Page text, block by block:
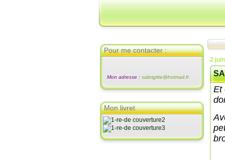
Pour me contacter :
Mon adresse : sabrigitte@hotmail.fr
Mon livret
2
Et